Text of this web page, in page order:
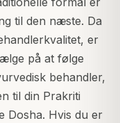
til den næste. Da
er
på at følge
behandler,
til din Prakriti
Dosha. Hvis du er